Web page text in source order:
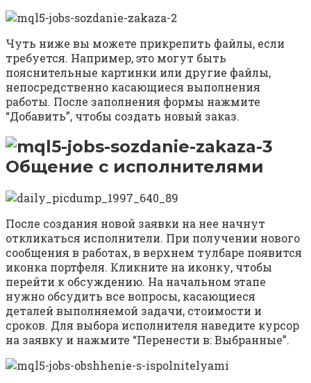
Чуть ниже вы можете прикрепить файлы, если
требуется. Например, это могут быть
пояснительные картинки или другие файлы,
непосредственно касающиеся выполнения
работы. После заполнения формы нажмите
“Добавить”, чтобы создать новый заказ.
Общение с исполнителями
После создания новой заявки на нее начнут
откликаться исполнители. При получении нового
сообщения в работах, в верхнем тулбаре появится
иконка портфеля. Кликните на иконку, чтобы
перейти к обсуждению. На начальном этапе
нужно обсудить все вопросы, касающиеся
деталей выполняемой задачи, стоимости и
сроков. Для выбора исполнителя наведите курсор
на заявку и нажмите “Перенести в: Выбранные”.